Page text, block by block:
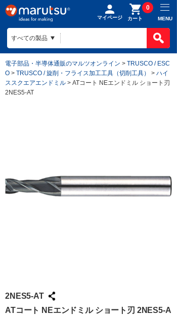
マイページ カート
0
MENU
電子部品・半導体通販のマルツオンライン > TRUSCO / ESC
O > TRUSCO / 旋削・フライス加工工具（切削工具） > ハイ
ススクエアエンドミル > ATコート NEエンドミル ショート刃
2NES5-AT
2NES5-AT
ATコート NEエンドミル ショート刃 2NES5-A